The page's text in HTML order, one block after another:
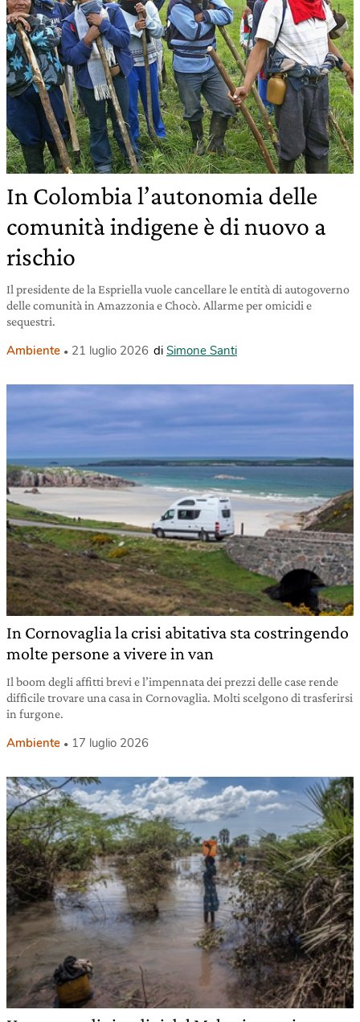
In Colombia l’autonomia delle
comunità indigene è di nuovo a
rischio
Il presidente de la Espriella vuole cancellare le entità di autogoverno
delle comunità in Amazzonia e Chocò. Allarme per omicidi e
sequestri.
Ambiente 21 luglio 2026 di Simone Santi
In Cornovaglia la crisi abitativa sta costringendo
molte persone a vivere in van
Il boom degli affitti brevi e l’impennata dei prezzi delle case rende
difficile trovare una casa in Cornovaglia. Molti scelgono di trasferirsi
in furgone.
Ambiente 17 luglio 2026